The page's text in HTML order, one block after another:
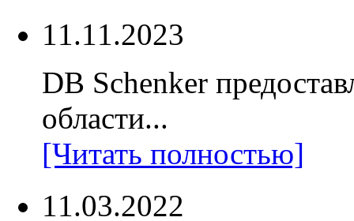
11.11.2023
DB Schenker
области...
[Читать полностью]
11.03.2022